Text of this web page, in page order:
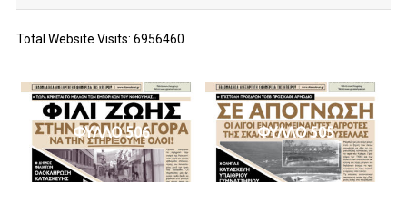
Total Website Visits: 6956460
ΦΥΛΛΟ 506 ΦΥΛΛΟ 505